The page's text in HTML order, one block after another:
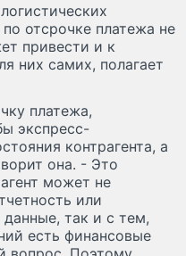
отсрочке платежа не
привести и к
них самих, полагает
платежа,
экспресс-
контрагента, а
она. - Это
может не
или
так и с тем,
есть финансовые